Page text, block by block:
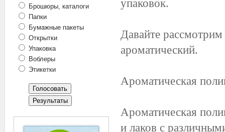
Брошюры, каталоги
Папки
Бумажные пакеты
Открытки
Упаковка
Воблеры
Этикетки
упаковок.
Давайте
ароматический.
Ароматическая
Ароматическая
и лаков с